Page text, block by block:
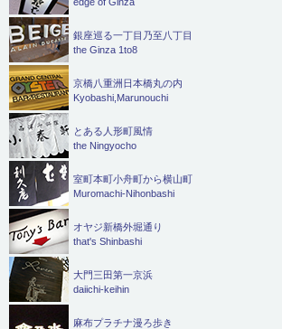
銀座巡る一丁目乃至八丁目
the Ginza 1to8
京橋八重洲日本橋丸の内
Kyobashi,Marunouchi
とある人形町風情
the Ningyocho
室町本町小舟町から横山町
Muromachi-Nihonbashi
オヤジ新橋外堀通り
that's Shinbashi
大門三田第一京浜
daiichi-keihin
麻布プラチナ漫ろ歩き